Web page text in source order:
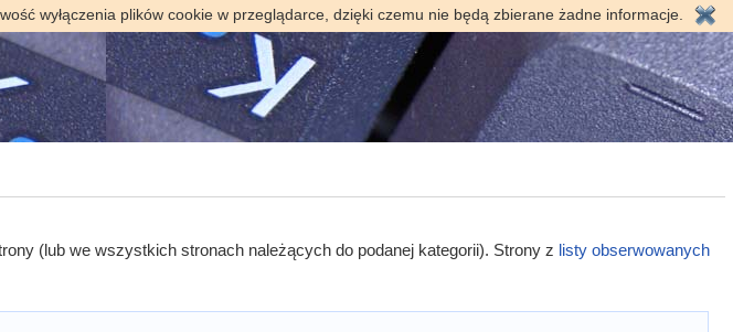
wyłączenia plików cookie w przeglądarce, dzięki czemu nie będą zbierane żadne informacje.
(lub we wszystkich stronach należących do podanej kategorii). Strony z listy obserwowanych